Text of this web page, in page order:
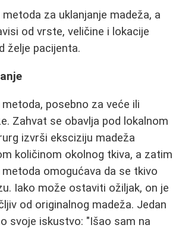
za uklanjanje madeža, a
od vrste, veličine i lokacije
želje pacijenta.
posebno za veće ili
Zahvat se obavlja pod lokalnom
izvrši eksciziju madeža
količinom okolnog tkiva, a zatim
metoda omogućava da se tkivo
Iako može ostaviti ožiljak, on je
od originalnog madeža. Jedan
svoje iskustvo: "Išao sam na